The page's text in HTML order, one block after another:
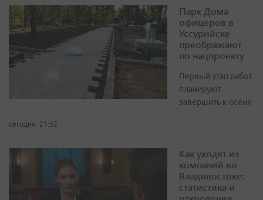
Парк Дома
офицеров в
Уссурийске
преображают
по нацпроекту
Первый этап работ
планируют
завершить к осени
сегодня, 21:32
Как уходят из
компаний во
Владивостоке:
статистика и